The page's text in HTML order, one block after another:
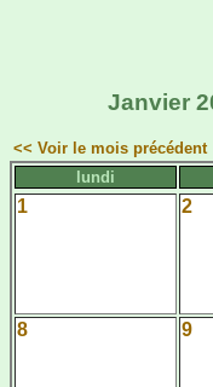
Janvier
<< Voir le mois précédent
lundi
1 2
8 9